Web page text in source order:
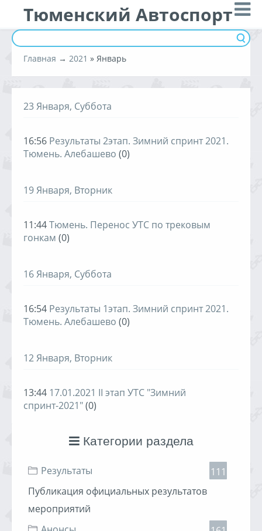
Тюменский Автоспорт
Категории раздела
Результаты
111
Публикация официальных результатов
мероприятий
Главная → 2021 » Январь
23 Января, Суббота
16:56 Результаты 2этап. Зимний спринт 2021.
Тюмень. Алебашево (0)
19 Января, Вторник
11:44Тюмень. Перенос УТС по трековым
гонкам (0)
16 Января, Суббота
16:54 Результаты 1этап. Зимний спринт 2021.
Тюмень. Алебашево (0)
12 Января, Вторник
13:44 17.01.2021 II этап УТС "Зимний
спринт-2021"(0)